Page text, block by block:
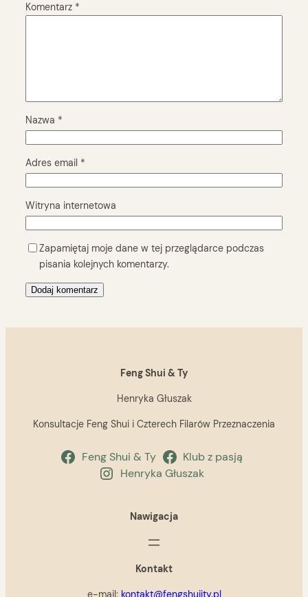
Komentarz *
Nazwa *
Adres email *
Witryna internetowa
Zapamiętaj moje dane w tej przeglądarce podczas
pisania kolejnych komentarzy.
Feng Shui & Ty
Henryka Głuszak
Konsultacje Feng Shui i Czterech Filarów Przeznaczenia
Feng Shui & Ty
Klub z pasją
Henryka Głuszak
Nawigacja
Kontakt
e-mail: kontakt@fengshuiity.pl